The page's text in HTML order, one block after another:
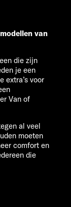
van
die zijn
je een
extra’s voor
Van of
al veel
moeten
comfort en
die